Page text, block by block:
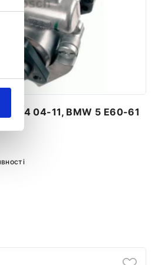
64 04-11, BMW 5 E60-61